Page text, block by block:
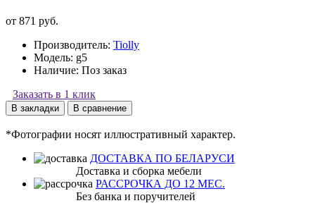
от 871 руб.
Производитель: Tiolly
Модель: g5
Наличие: Поз заказ
Заказать в 1 клик
В закладки В сравнение
*Фотографии носят иллюстративный характер.
ДОСТАВКА ПО БЕЛАРУСИ
Доставка и сборка мебели
РАССРОЧКА ДО 12 МЕС.
Без банка и поручителей